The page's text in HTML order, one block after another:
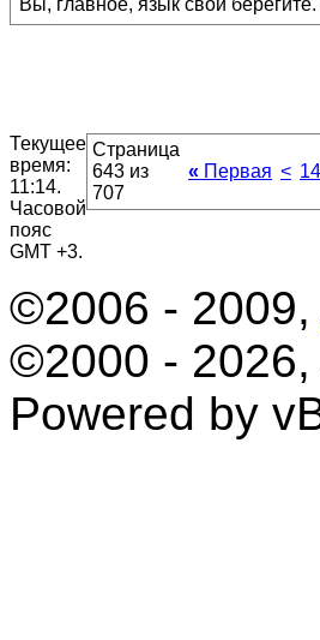
Вы, главное, язык свой
Текущее
время:
11:14.
Часовой
пояс
GMT +3.
Страница
643 из
707
« Первая <
©2006 - 2009,
©2000 -
Powered by